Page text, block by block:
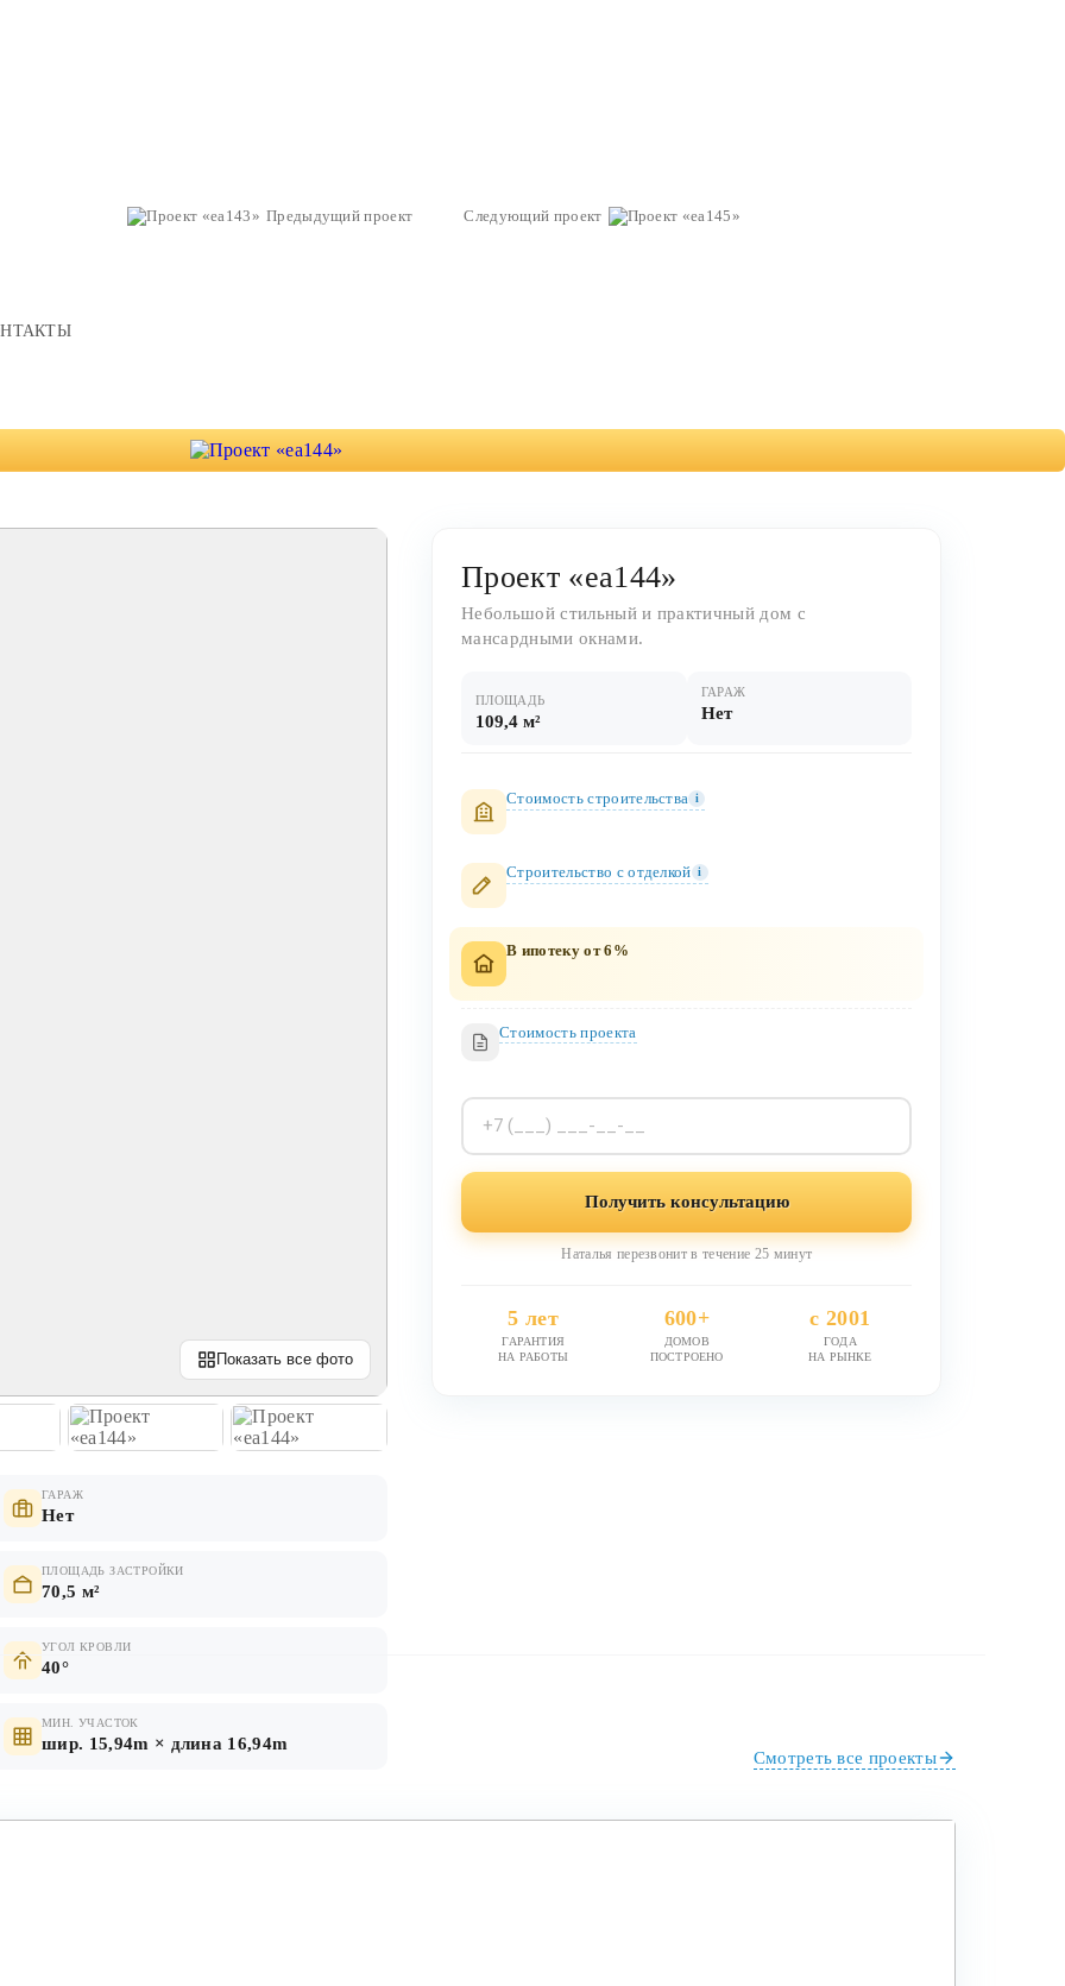
Предыдущий проект Следующий проект
Показать все фото
ГАРАЖ
Нет
ПЛОЩАДЬ ЗАСТРОЙКИ
70,5 м²
УГОЛ КРОВЛИ
40°
МИН. УЧАСТОК
шир. 15,94m × длина 16,94m
Проект «ea144»
Небольшой стильный и практичный дом с
мансардными окнами.
ПЛОЩАДЬ
109,4 м²
ГАРАЖ
Нет
Стоимость строительства i
Строительство c отделкой i
В ипотеку от 6%
Стоимость проекта
Получить консультацию
Наталья перезвонит в течение 25 минут
5 лет
ГАРАНТИЯ
НА РАБОТЫ
600+
ДОМОВ
ПОСТРОЕНО
с 2001
ГОДА
НА РЫНКЕ
Смотреть все проекты